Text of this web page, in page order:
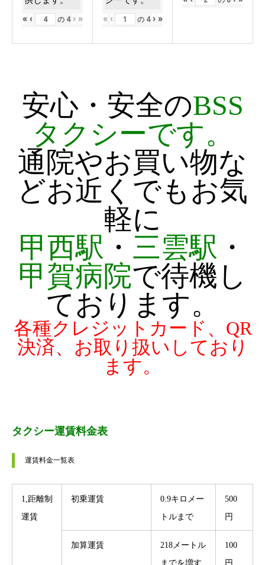
« ‹ の 4 › »
« ‹ の 4 › »
安心・安全のBSS
タクシーです。
通院やお買い物な
どお近くでもお気
軽に
甲西駅 ・ 三雲駅 ・
甲賀病院で待機し
ております。
各種クレジットカード、QR
決済、お取り扱いしており
ます。
タクシー運賃料金表
運賃料金一覧表
1,距離制
運賃
初乗運賃
0.9キロメー
トルまで
500
円
加算運賃
218メートル
までを増す
100
円